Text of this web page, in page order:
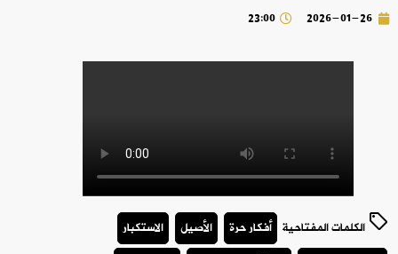
2026-01-26
23:00
الكلمات المفتاحية أفكار حرة الأصيل
الاستكبار